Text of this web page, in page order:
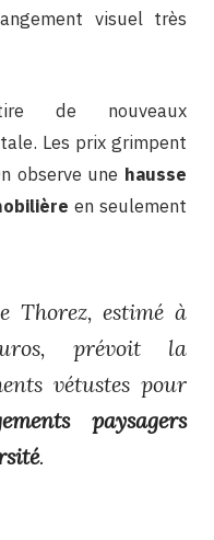
visuel très
de nouveaux
Les prix grimpent
observe une hausse
en seulement
Thorez, estimé à
prévoit la
vétustes pour
paysagers
.